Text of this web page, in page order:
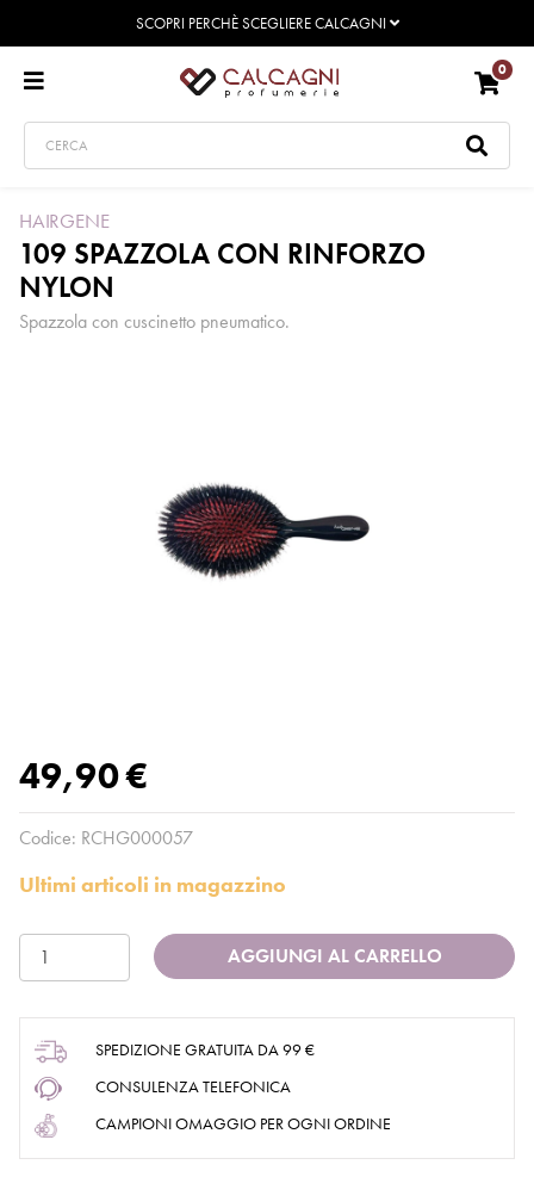
SCOPRI PERCHÈ SCEGLIERE CALCAGNI
0
HAIRGENE
109 SPAZZOLA CON RINFORZO
NYLON
Spazzola con cuscinetto pneumatico.
49,90 €
Codice: RCHG000057
Ultimi articoli in magazzino
AGGIUNGI AL CARRELLO
SPEDIZIONE GRATUITA DA 99 €
CONSULENZA TELEFONICA
CAMPIONI OMAGGIO PER OGNI ORDINE